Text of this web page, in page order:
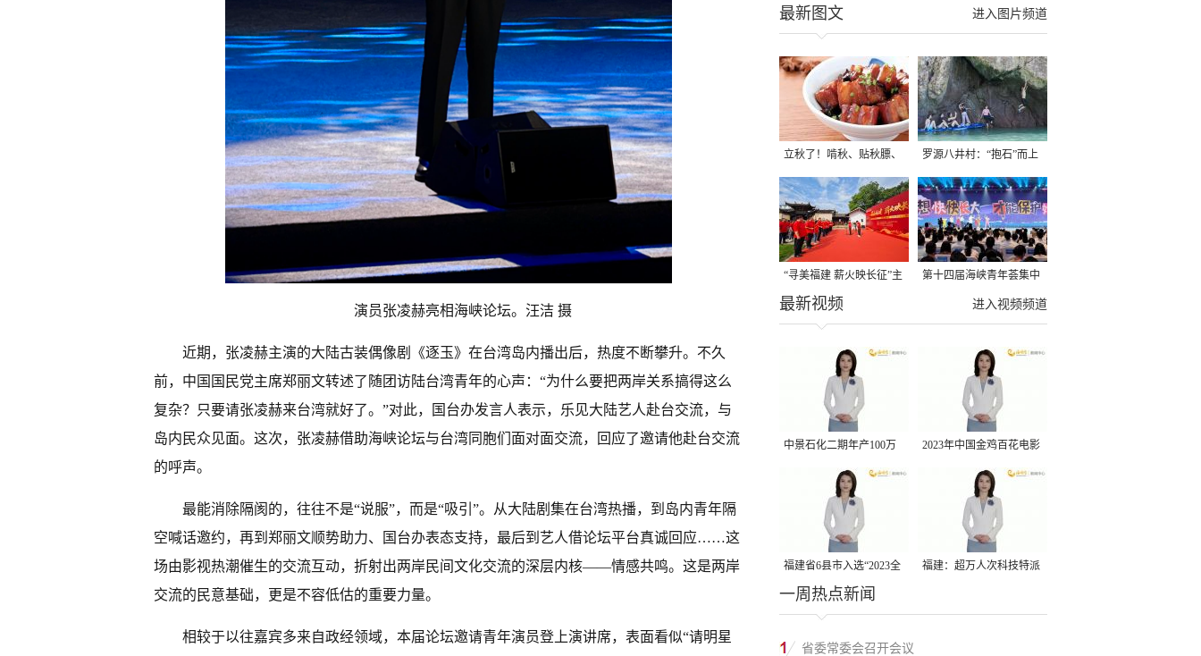
演员张凌赫亮相海峡论坛。汪洁 摄
近期，张凌赫主演的大陆古装偶像剧《逐玉》在台湾岛内播出后，热度不断攀升。不久
前，中国国民党主席郑丽文转述了随团访陆台湾青年的心声：“为什么要把两岸关系搞得这么
复杂？只要请张凌赫来台湾就好了。”对此，国台办发言人表示，乐见大陆艺人赴台交流，与
岛内民众见面。这次，张凌赫借助海峡论坛与台湾同胞们面对面交流，回应了邀请他赴台交流
的呼声。
最能消除隔阂的，往往不是“说服”，而是“吸引”。从大陆剧集在台湾热播，到岛内青年隔
空喊话邀约，再到郑丽文顺势助力、国台办表态支持，最后到艺人借论坛平台真诚回应……这
场由影视热潮催生的交流互动，折射出两岸民间文化交流的深层内核——情感共鸣。这是两岸
交流的民意基础，更是不容低估的重要力量。
相较于以往嘉宾多来自政经领域，本届论坛邀请青年演员登上演讲席，表面看似“请明星
进入图片频道
最新图文
立秋了！啃秋、贴秋膘、
晒秋，福建人这样过才够
味→
罗源八井村：“抱石”而上
“寻美福建 薪火映长征”主
题活动在龙岩长汀启动
第十四届海峡青年荟集中
阶段活动在福州举行
进入视频频道
最新视频
中景石化二期年产100万
吨丙烷脱氢项目建成中交
2023年中国金鸡百花电影
节有福电影巡展31日启动
福建省6县市入选“2023全
国县域发展潜力百强县”
福建：超万人次科技特派
一周热点新闻
省委常委会召开会议